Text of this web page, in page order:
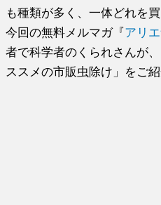
も種類が多く、一体どれを
今回の無料メルマガ『アリ
者で科学者のくられさんが
ススメの市販虫除け」をご紹